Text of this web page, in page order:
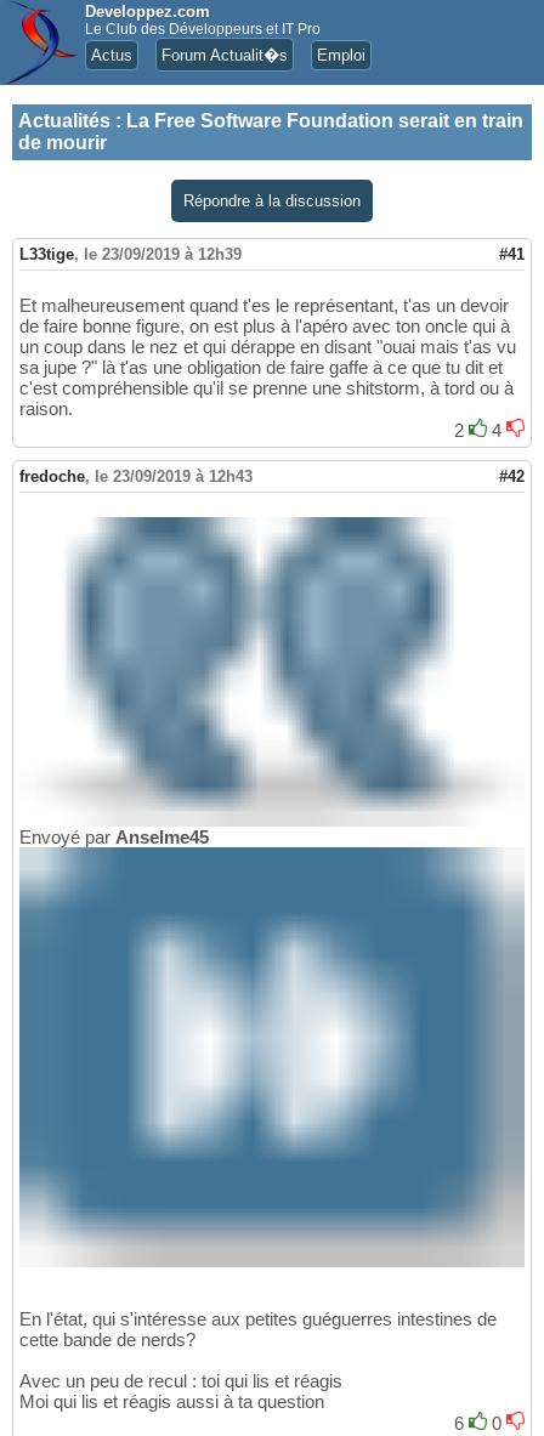
Developpez.com
Le Club des Développeurs et IT Pro
Actus Forum Actualit�s Emploi
Actualités : La Free Software Foundation serait en train
de mourir
Répondre à la discussion
L33tige, le 23/09/2019 à 12h39 #41
Et malheureusement quand t'es le représentant, t'as un devoir
de faire bonne figure, on est plus à l'apéro avec ton oncle qui à
un coup dans le nez et qui dérappe en disant "ouai mais t'as vu
sa jupe ?" là t'as une obligation de faire gaffe à ce que tu dit et
c'est compréhensible qu'il se prenne une shitstorm, à tord ou à
raison.
2
4
fredoche, le 23/09/2019 à 12h43 #42
Envoyé par Anselme45
En l'état, qui s'intéresse aux petites guéguerres intestines de
cette bande de nerds?
Avec un peu de recul : toi qui lis et réagis
Moi qui lis et réagis aussi à ta question
6
0